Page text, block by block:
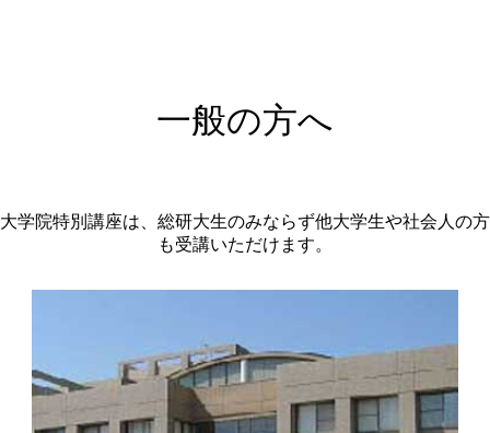
一般の方へ
大学院特別講座は、総研大生のみならず他大学生や社会人の方
も受講いただけます。